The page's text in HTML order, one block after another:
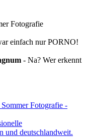
Fotografie
einfach nur PORNO!
- Na? Wer erkennt
Fotografie -
und deutschlandweit.